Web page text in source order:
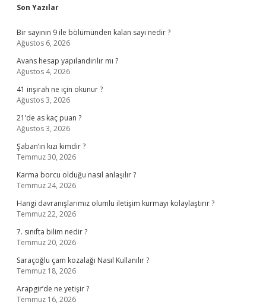
Sidebar
Son Yazılar
Bir sayının 9 ile bölümünden kalan sayı nedir ?
Ağustos 6, 2026
Avans hesap yapılandırılır mı ?
Ağustos 4, 2026
41 inşirah ne için okunur ?
Ağustos 3, 2026
21’de as kaç puan ?
Ağustos 3, 2026
Şaban’ın kızı kimdir ?
Temmuz 30, 2026
Karma borcu olduğu nasıl anlaşılır ?
Temmuz 24, 2026
Hangi davranışlarımız olumlu iletişim kurmayı kolaylaştırır ?
Temmuz 22, 2026
7. sınıfta bilim nedir ?
Temmuz 20, 2026
Saraçoğlu çam kozalağı Nasıl Kullanılır ?
Temmuz 18, 2026
Arapgir’de ne yetişir ?
Temmuz 16, 2026